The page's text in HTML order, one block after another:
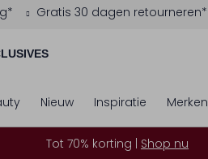
Gratis 30 dagen retourneren*
Nieuw Inspiratie Merken
Tot 70% korting | Shop nu